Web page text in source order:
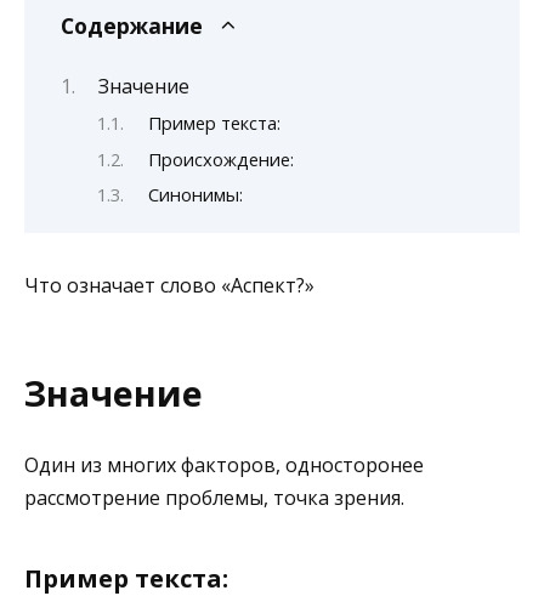
Содержание
Значение
Пример текста:
Происхождение:
Синонимы:
Что означает слово «Аспект?»
Значение
Один из многих факторов, односторонее
рассмотрение проблемы, точка зрения.
Пример текста: